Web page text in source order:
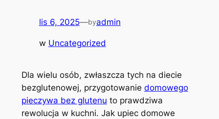
lis 6, 2025—byadmin
w Uncategorized
Dla wielu osób, zwłaszcza tych na diecie
bezglutenowej, przygotowanie domowego
pieczywa bez glutenu to prawdziwa
rewolucja w kuchni. Jak upiec domowe